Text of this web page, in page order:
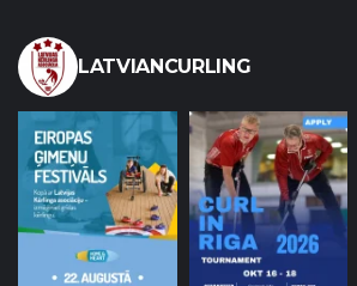
LATVIANCURLING